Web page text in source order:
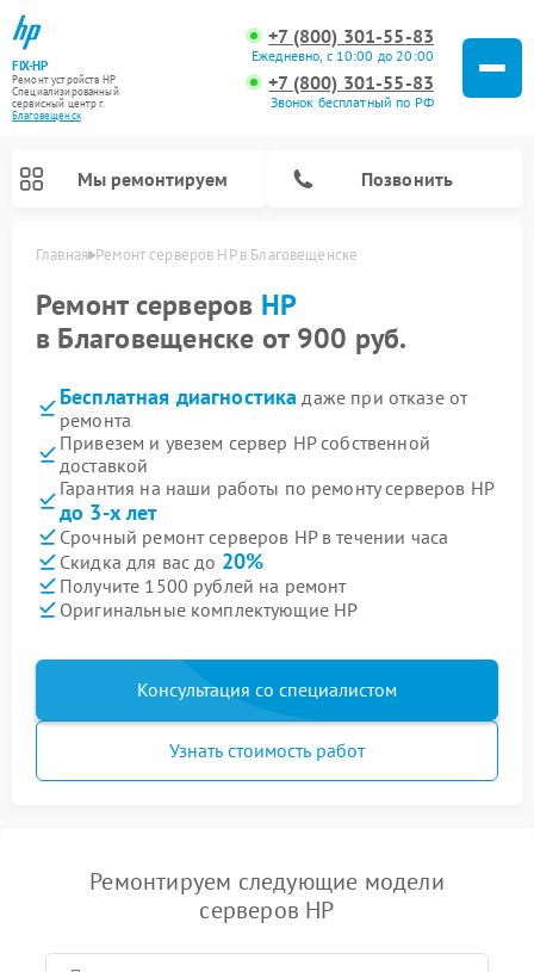
FIX-HP
Ремонт устройств HP
Специализированный
cервисный центр г.
Благовещенск
+7 (800) 301-55-83
Ежедневно, с 10:00 до 20:00
+7 (800) 301-55-83
Звонок бесплатный по РФ
Мы ремонтируем Позвонить
Главная Ремонт серверов HP в Благовещенске
Ремонт серверов HP
в Благовещенске от 900 руб.
Бесплатная диагностика даже при отказе от
ремонта
Привезем и увезем сервер HP собственной
доставкой
Гарантия на наши работы по ремонту серверов HP
до 3-х лет
Срочный ремонт серверов HP в течении часа
Скидка для вас до 20%
Получите 1500 рублей на ремонт
Оригинальные комплектующие HP
Консультация со специалистом
Узнать стоимость работ
Ремонтируем следующие модели
серверов HP